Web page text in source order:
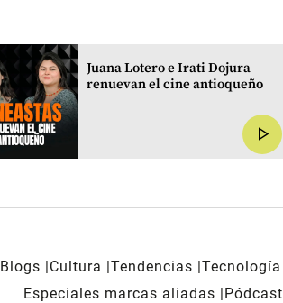
Juana Lotero e Irati Dojura
renuevan el cine antioqueño
play_arrow
Blogs Cultura Tendencias Tecnología
Especiales marcas aliadas
Pódcast